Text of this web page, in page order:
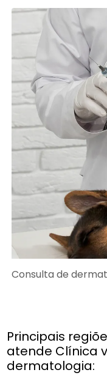
Consulta de
Principais
atende Clínica
dermatologia: